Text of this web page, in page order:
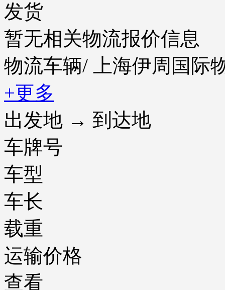
发货
暂无相关物流报价信息
物流车辆/ 上海伊周国际
+更多
出发地 → 到达地
车牌号
车型
车长
载重
运输价格
查看